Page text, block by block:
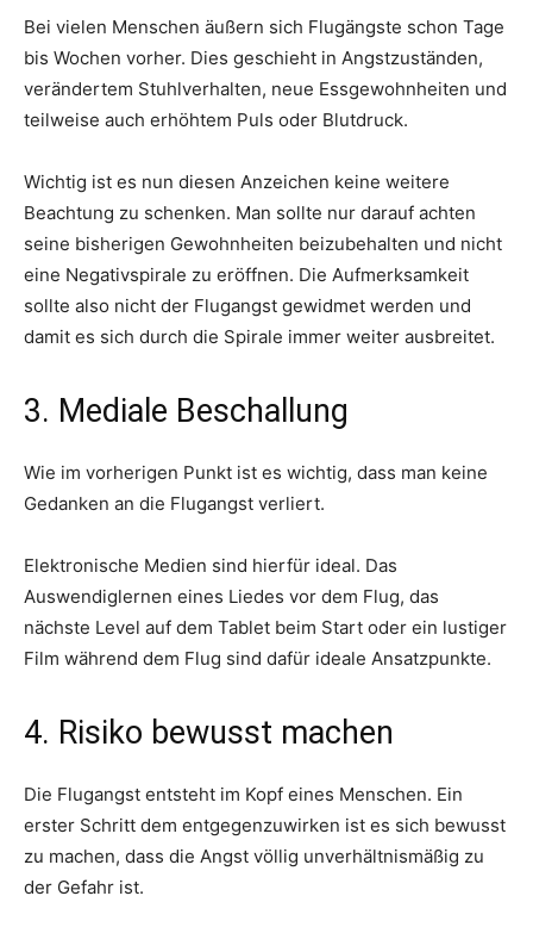
Bei vielen Menschen äußern sich Flugängste schon Tage
bis Wochen vorher. Dies geschieht in Angstzuständen,
verändertem Stuhlverhalten, neue Essgewohnheiten und
teilweise auch erhöhtem Puls oder Blutdruck.
Wichtig ist es nun diesen Anzeichen keine weitere
Beachtung zu schenken. Man sollte nur darauf achten
seine bisherigen Gewohnheiten beizubehalten und nicht
eine Negativspirale zu eröffnen. Die Aufmerksamkeit
sollte also nicht der Flugangst gewidmet werden und
damit es sich durch die Spirale immer weiter ausbreitet.
3. Mediale Beschallung
Wie im vorherigen Punkt ist es wichtig, dass man keine
Gedanken an die Flugangst verliert.
Elektronische Medien sind hierfür ideal. Das
Auswendiglernen eines Liedes vor dem Flug, das
nächste Level auf dem Tablet beim Start oder ein lustiger
Film während dem Flug sind dafür ideale Ansatzpunkte.
4. Risiko bewusst machen
Die Flugangst entsteht im Kopf eines Menschen. Ein
erster Schritt dem entgegenzuwirken ist es sich bewusst
zu machen, dass die Angst völlig unverhältnismäßig zu
der Gefahr ist.